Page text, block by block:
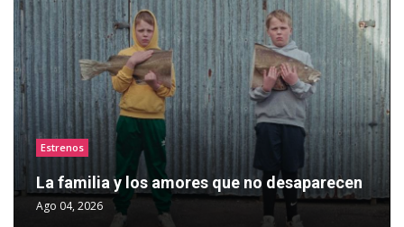
Estrenos
La familia y los amores que no desaparecen
Ago 04, 2026